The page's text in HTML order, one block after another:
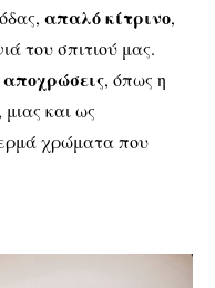
απαλό κίτρινο,
του σπιτιού μας.
αποχρώσεις, όπως η
και ως
χρώματα που